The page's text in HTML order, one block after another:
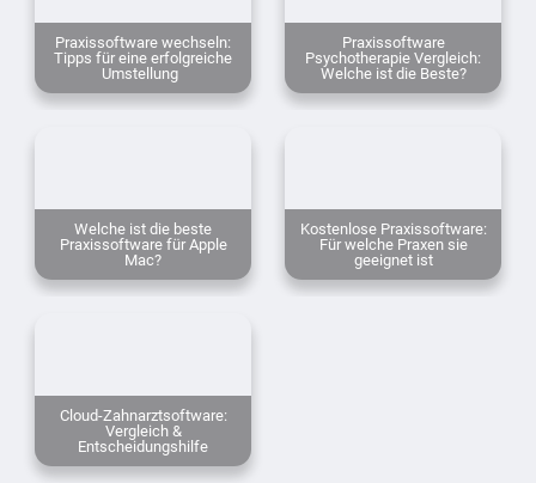
Praxissoftware wechseln:
Tipps für eine erfolgreiche
Umstellung
Praxissoftware
Psychotherapie Vergleich:
Welche ist die Beste?
Welche ist die beste
Praxissoftware für Apple
Mac?
Kostenlose Praxissoftware:
Für welche Praxen sie
geeignet ist
Cloud-Zahnarztsoftware:
Vergleich &
Entscheidungshilfe